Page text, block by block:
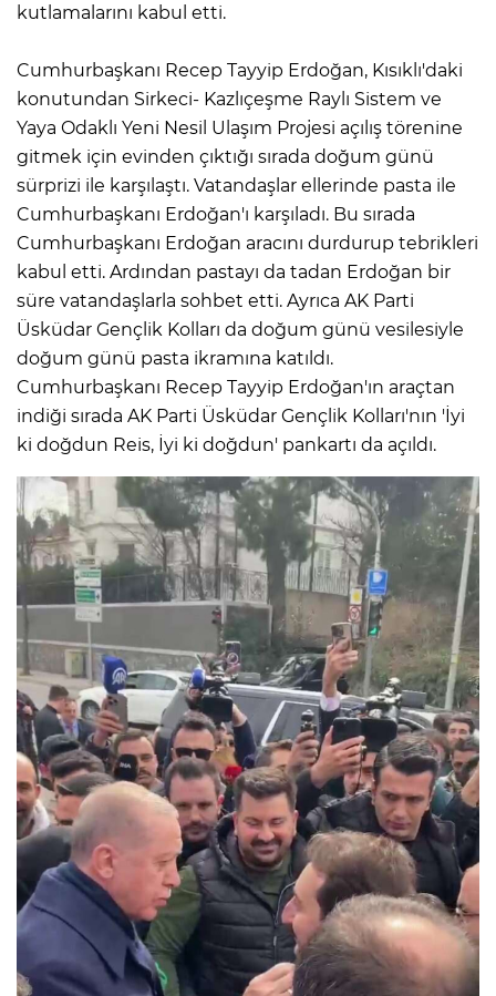
kutlamalarını kabul etti.
Cumhurbaşkanı Recep Tayyip Erdoğan, Kısıklı'daki
konutundan Sirkeci- Kazlıçeşme Raylı Sistem ve
Yaya Odaklı Yeni Nesil Ulaşım Projesi açılış törenine
gitmek için evinden çıktığı sırada doğum günü
sürprizi ile karşılaştı. Vatandaşlar ellerinde pasta ile
Cumhurbaşkanı Erdoğan'ı karşıladı. Bu sırada
Cumhurbaşkanı Erdoğan aracını durdurup tebrikleri
kabul etti. Ardından pastayı da tadan Erdoğan bir
süre vatandaşlarla sohbet etti. Ayrıca AK Parti
Üsküdar Gençlik Kolları da doğum günü vesilesiyle
doğum günü pasta ikramına katıldı.
Cumhurbaşkanı Recep Tayyip Erdoğan'ın araçtan
indiği sırada AK Parti Üsküdar Gençlik Kolları'nın 'İyi
ki doğdun Reis, İyi ki doğdun' pankartı da açıldı.